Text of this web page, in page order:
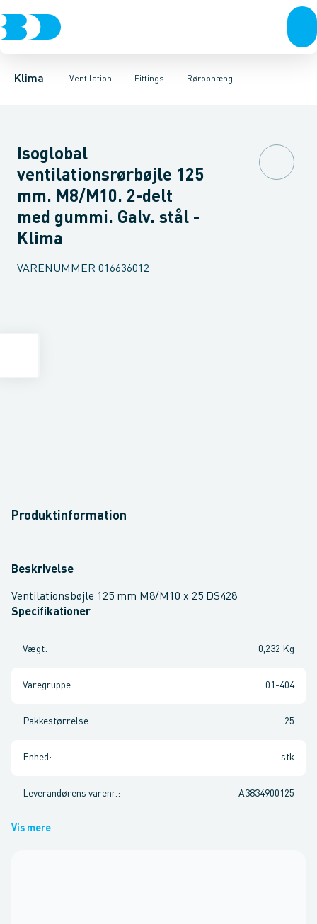
Klima Ventilation
Ventilation VarmepumperElKlimaværktøjBiokedler &
Fittings
Fittings RørSlangerSpjældLyddæmpereVentiler
Rørophæng
RørBøjninger 90gr.Bøjninger 60gr. Bøjninger 45gr.
Isoglobal
ventilationsrørbøjle 125
mm. M8/M10. 2-delt
med gummi. Galv. stål -
Klima
VARENUMMER 016636012
Produktinformation
Beskrivelse
Ventilationsbøjle 125 mm M8/M10 x 25 DS428
Specifikationer
Vægt: 0,232 Kg
Varegruppe: 01-404
Pakkestørrelse: 25
Enhed : stk
Leverandørens varenr. : A3834900125
Vis mere